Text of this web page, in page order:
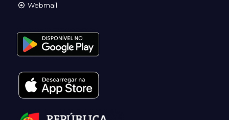
Webmail